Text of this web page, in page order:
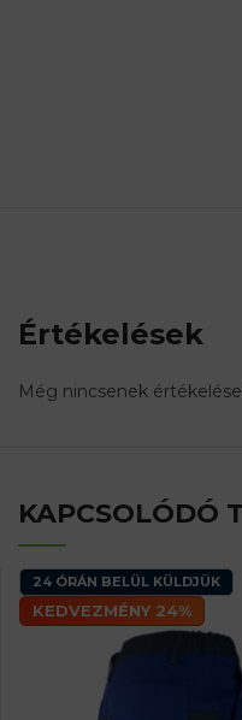
Értékelések
Még nincsenek
KAPCSOLÓDÓ
24 ÓRÁN BELÜL KÜLDJÜK
KEDVEZMÉNY 24%